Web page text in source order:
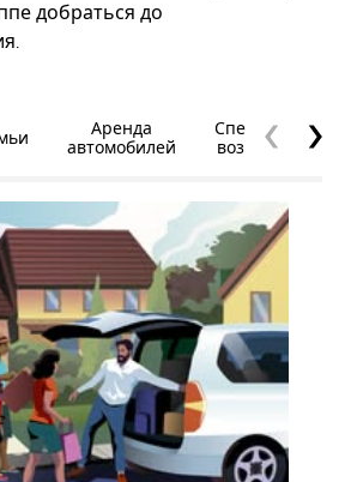
добраться до
Аренда
автомобилей
Специальные
возможности